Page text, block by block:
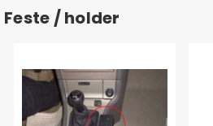
Feste / holder